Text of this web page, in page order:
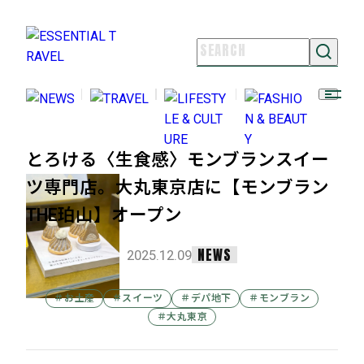
NEWS
TRAVEL
LIFESTYLE & CULTURE
FASHION & BEAUTY
ESSENTIAL TRAVELとは
ライター紹介
お問い合わせ
とろける〈生食感〉モンブランスイー
ツ専門店。大丸東京店に【モンブラン
THE珀山】オープン
2025.12.09 NEWS
＃お土産 ＃スイーツ ＃デパ地下
＃モンブラン
＃大丸東京